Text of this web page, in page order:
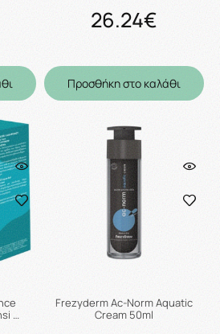
26.24€
Προσθήκη στο καλάθι
…
Frezyderm Ac-Norm Aquatic
Cream 50ml